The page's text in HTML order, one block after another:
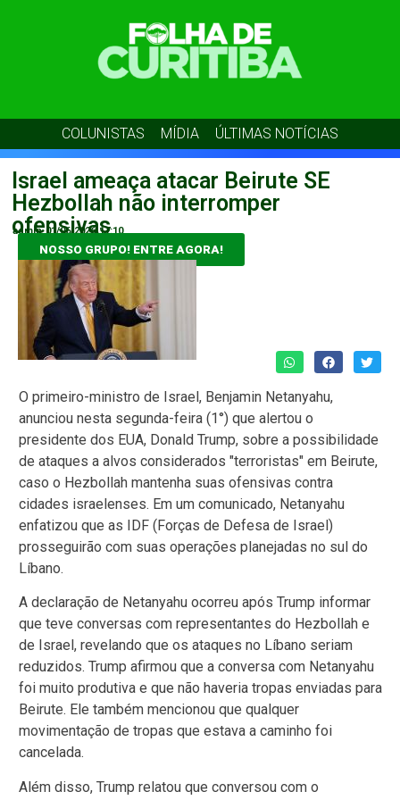
COLUNISTAS MÍDIA ÚLTIMAS NOTÍCIAS
Israel ameaça atacar Beirute SE
Hezbollah não interromper
ofensivas
admin 01/06/2026 17:10
NOSSO GRUPO! ENTRE AGORA!
O primeiro-ministro de Israel, Benjamin Netanyahu,
anunciou nesta segunda-feira (1°) que alertou o
presidente dos EUA, Donald Trump, sobre a possibilidade
de ataques a alvos considerados "terroristas" em Beirute,
caso o Hezbollah mantenha suas ofensivas contra
cidades israelenses. Em um comunicado, Netanyahu
enfatizou que as IDF (Forças de Defesa de Israel)
prosseguirão com suas operações planejadas no sul do
Líbano.
A declaração de Netanyahu ocorreu após Trump informar
que teve conversas com representantes do Hezbollah e
de Israel, revelando que os ataques no Líbano seriam
reduzidos. Trump afirmou que a conversa com Netanyahu
foi muito produtiva e que não haveria tropas enviadas para
Beirute. Ele também mencionou que qualquer
movimentação de tropas que estava a caminho foi
cancelada.
Além disso, Trump relatou que conversou com o